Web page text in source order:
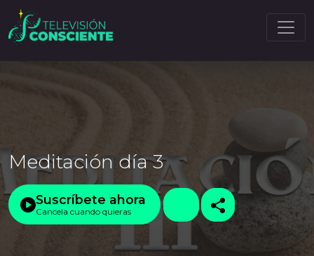
Meditación día 3
Suscríbete ahora
Cancela cuando quieras